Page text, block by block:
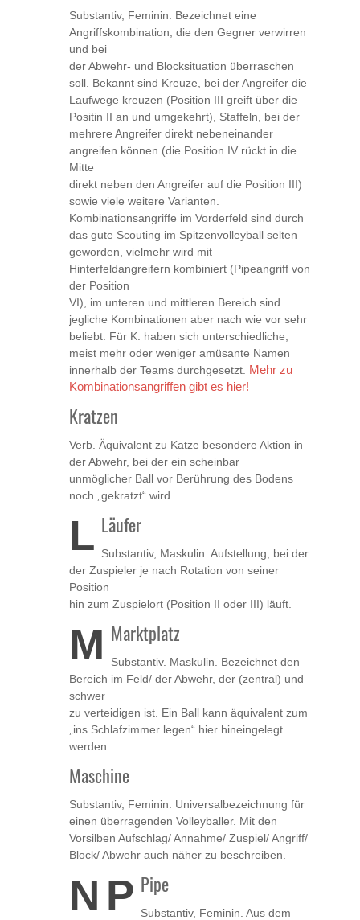
Substantiv, Feminin. Bezeichnet eine
Angriffskombination, die den Gegner verwirren
und bei
der Abwehr- und Blocksituation überraschen
soll. Bekannt sind Kreuze, bei der Angreifer die
Laufwege kreuzen (Position III greift über die
Positin II an und umgekehrt), Staffeln, bei der
mehrere Angreifer direkt nebeneinander
angreifen können (die Position IV rückt in die
Mitte
direkt neben den Angreifer auf die Position III)
sowie viele weitere Varianten.
Kombinationsangriffe im Vorderfeld sind durch
das gute Scouting im Spitzenvolleyball selten
geworden, vielmehr wird mit
Hinterfeldangreifern kombiniert (Pipeangriff von
der Position
VI), im unteren und mittleren Bereich sind
jegliche Kombinationen aber nach wie vor sehr
beliebt. Für K. haben sich unterschiedliche,
meist mehr oder weniger amüsante Namen
innerhalb der Teams durchgesetzt.
Mehr zu
Kombinationsangriffen gibt es hier!
Kratzen
Verb. Äquivalent zu Katze besondere Aktion in
der Abwehr, bei der ein scheinbar
unmöglicher Ball vor Berührung des Bodens
noch „gekratzt“ wird.
L Läufer
Substantiv, Maskulin. Aufstellung, bei der
der Zuspieler je nach Rotation von seiner
Position
hin zum Zuspielort (Position II oder III) läuft.
M Marktplatz
Substantiv. Maskulin. Bezeichnet den
Bereich im Feld/ der Abwehr, der (zentral) und
schwer
zu verteidigen ist. Ein Ball kann äquivalent zum
„ins Schlafzimmer legen“ hier hineingelegt
werden.
Maschine
Substantiv, Feminin. Universalbezeichnung für
einen überragenden Volleyballer. Mit den
Vorsilben Aufschlag/ Annahme/ Zuspiel/ Angriff/
Block/ Abwehr auch näher zu beschreiben.
N P Pipe
Substantiv, Feminin. Aus dem